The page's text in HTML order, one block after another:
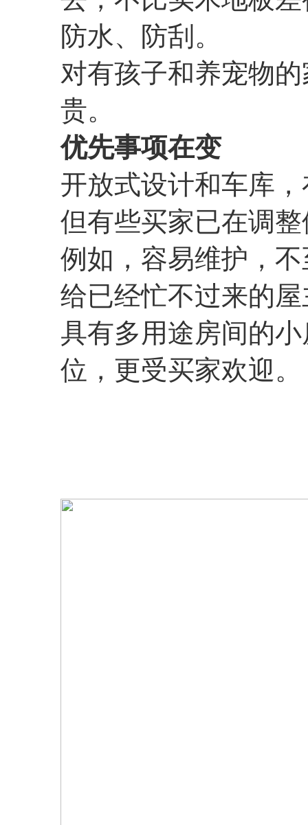
防水、防刮。
对有孩子和养宠物
贵。
优先事项在变
开放式设计和车库
但有些买家已在调
例如，容易维护，
给已经忙不过来的
具有多用途房间的
位，更受买家欢迎。